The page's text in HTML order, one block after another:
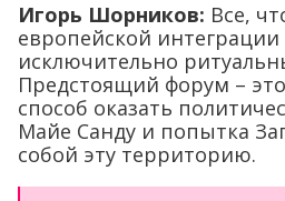
Игорь Шорников: Все,
европейской
исключительно
Предстоящий форум –
способ оказать
Майе Санду и попытка
собой эту территорию.